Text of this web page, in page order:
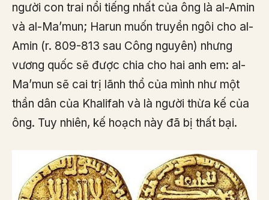
người con trai nổi tiếng nhất của ông là al-Amin
và al-Ma’mun; Harun muốn truyền ngôi cho al-
Amin (r. 809-813 sau Công nguyên) nhưng
vương quốc sẽ được chia cho hai anh em: al-
Ma’mun sẽ cai trị lãnh thổ của mình như một
thần dân của Khalifah và là người thừa kế của
ông. Tuy nhiên, kế hoạch này đã bị thất bại.